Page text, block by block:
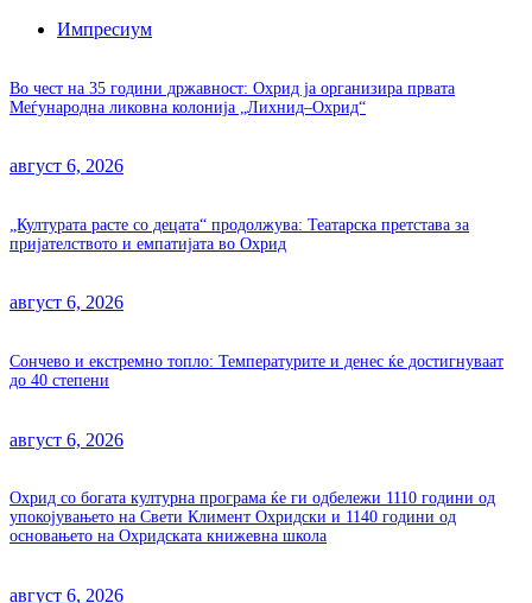
Импресиум
Во чест на 35 години државност: Охрид ја организира првата
Меѓународна ликовна колонија „Лихнид–Охрид“
август 6, 2026
„Културата расте со децата“ продолжува: Театарска претстава за
пријателството и емпатијата во Охрид
август 6, 2026
Сончево и екстремно топло: Температурите и денес ќе достигнуваат
до 40 степени
август 6, 2026
Охрид со богата културна програма ќе ги одбележи 1110 години од
упокојувањето на Свети Климент Охридски и 1140 години од
основањето на Охридската книжевна школа
август 6, 2026